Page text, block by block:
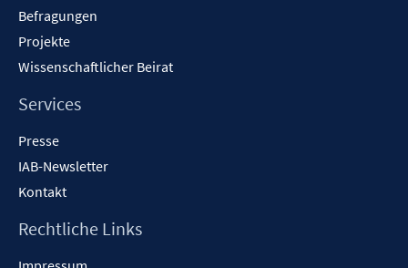
Befragungen
Projekte
Wissenschaftlicher Beirat
Services
Presse
IAB-Newsletter
Kontakt
Rechtliche Links